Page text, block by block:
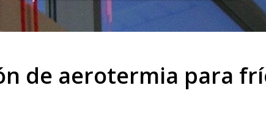
de aerotermia para